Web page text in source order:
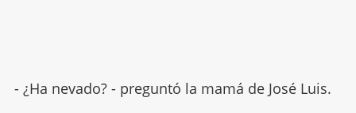
- ¿Ha nevado? - preguntó la mamá de José Luis.